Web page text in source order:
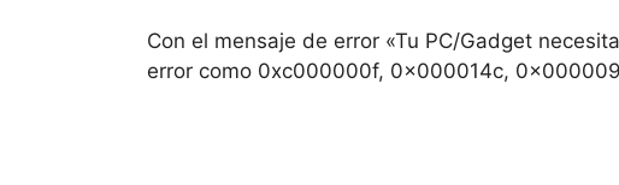
Con el mensaje de error «Tu PC/Gadget
error como 0xc000000f, 0x000014c,